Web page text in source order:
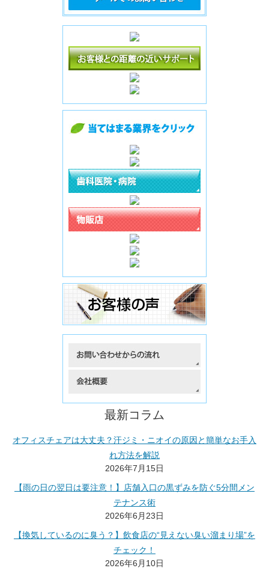
最新コラム
オフィスチェアは大丈夫？汗ジミ・ニオイの原因と簡単なお手入
れ方法を解説
2026年7月15日
【雨の日の翌日は要注意！】店舗入口の黒ずみを防ぐ5分間メン
テナンス術
2026年6月23日
【換気しているのに臭う？】飲食店の“見えない臭い溜まり場”を
チェック！
2026年6月10日